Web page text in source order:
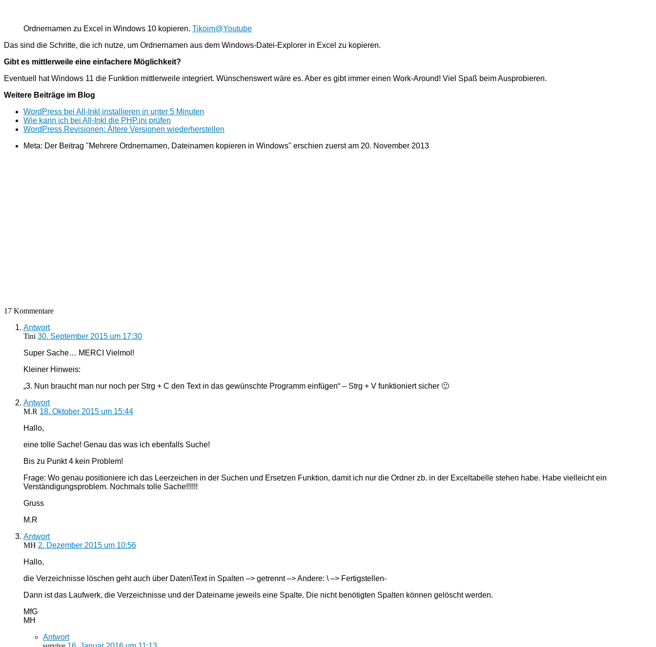
Ordnernamen zu Excel in Windows 10 kopieren. Tikoim@Youtube
Das sind die Schritte, die ich nutze, um Ordnernamen aus dem Windows‑Datei‑Explorer in Excel zu kopieren.
Gibt es mittlerweile eine einfachere Möglichkeit?
Eventuell hat Windows 11 die Funktion mittlerweile integriert. Wünschenswert wäre es. Aber es gibt immer einen Work-Around! Viel Spaß beim Ausprobieren.
Weitere Beiträge im Blog
WordPress bei All-Inkl installieren in unter 5 Minuten
Wie kann ich bei All-Inkl die PHP.ini prüfen
WordPress Revisionen: Ältere Versionen wiederherstellen
Meta: Der Beitrag "Mehrere Ordnernamen, Dateinamen kopieren in Windows" erschien zuerst am 20. November 2013
17 Kommentare
Antwort
Tini 30. September 2015 um 17:30
Super Sache… MERCI Vielmol!
Kleiner Hinweis:
„3. Nun braucht man nur noch per Strg + C den Text in das gewünschte Programm einfügen“ – Strg + V funktioniert sicher 🙂
Antwort
M.R 18. Oktober 2015 um 15:44
Hallo,
eine tolle Sache! Genau das was ich ebenfalls Suche!
Bis zu Punkt 4 kein Problem!
Frage: Wo genau positioniere ich das Leerzeichen in der Suchen und Ersetzen Funktion, damit ich nur die Ordner zb. in der Exceltabelle stehen habe. Habe vielleicht ein
Verständigungsproblem. Nochmals tolle Sache!!!!!!
Gruss
M.R
Antwort
MH 2. Dezember 2015 um 10:56
Hallo,
die Verzeichnisse löschen geht auch über Daten\Text in Spalten –> getrennt –> Andere: \ –> Fertigstellen-
Dann ist das Laufwerk, die Verzeichnisse und der Dateiname jeweils eine Spalte. Die nicht benötigten Spalten können gelöscht werden.
MfG
MH
Antwort